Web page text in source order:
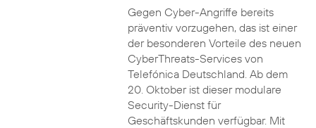
Gegen Cyber-Angriffe bereits
präventiv vorzugehen, das ist einer
der besonderen Vorteile des neuen
CyberThreats-Services von
Telefónica Deutschland. Ab dem
20. Oktober ist dieser modulare
Security-Dienst für
Geschäftskunden verfügbar. Mit